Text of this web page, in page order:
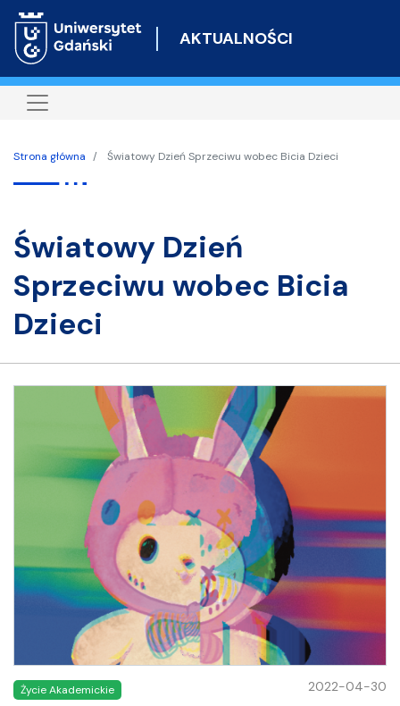
do
AKTUALNOŚCI
Strona główna Światowy Dzień Sprzeciwu wobec Bicia Dzieci
Światowy Dzień
Sprzeciwu wobec Bicia
Dzieci
Życie Akademickie 2022-04-30